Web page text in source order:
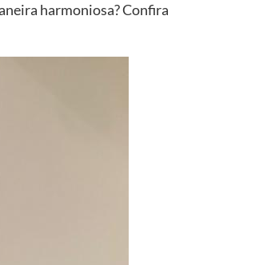
harmoniosa? Confira